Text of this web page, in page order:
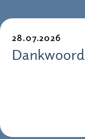
28.07.2026
Dankwoord